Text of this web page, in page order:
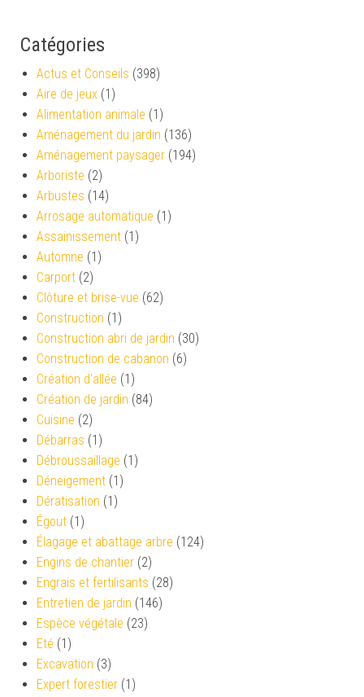
Catégories
Actus et Conseils (398)
Aire de jeux (1)
Alimentation animale (1)
Aménagement du jardin (136)
Aménagement paysager (194)
Arboriste (2)
Arbustes (14)
Arrosage automatique (1)
Assainissement (1)
Automne (1)
Carport (2)
Clôture et brise-vue (62)
Construction (1)
Construction abri de jardin (30)
Construction de cabanon (6)
Création d’allée (1)
Création de jardin (84)
Cuisine (2)
Débarras (1)
Débroussaillage (1)
Déneigement (1)
Dératisation (1)
Égout (1)
Élagage et abattage arbre (124)
Engins de chantier (2)
Engrais et fertilisants (28)
Entretien de jardin (146)
Espèce végétale (23)
Eté (1)
Excavation (3)
Expert forestier (1)